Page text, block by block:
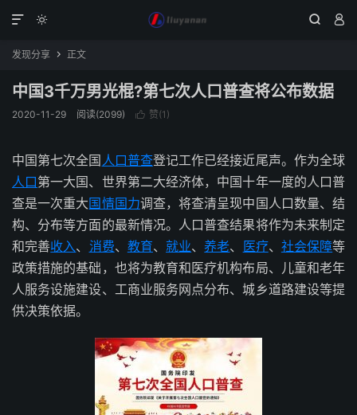
  

发现分享  正文
中国3千万男光棍?第七次人口普查将公布数据
2020-11-29 阅读(2099)  赞(1 )
中国第七次全国 人口普查登记工作已经接近尾声。作为全球
人口第一大国、世界第二大经济体，中国十年一度的人口普
查是一次重大国情国力调查，将查清呈现中国人口数量、结
构、分布等方面的最新情况。人口普查结果将作为未来制定
和完善收入、 消费、 教育、就业、养老、 医疗、 社会保障等
政策措施的基础，也将为教育和医疗机构布局、儿童和老年
人服务设施建设、工商业服务网点分布、城乡道路建设等提
供决策依据。